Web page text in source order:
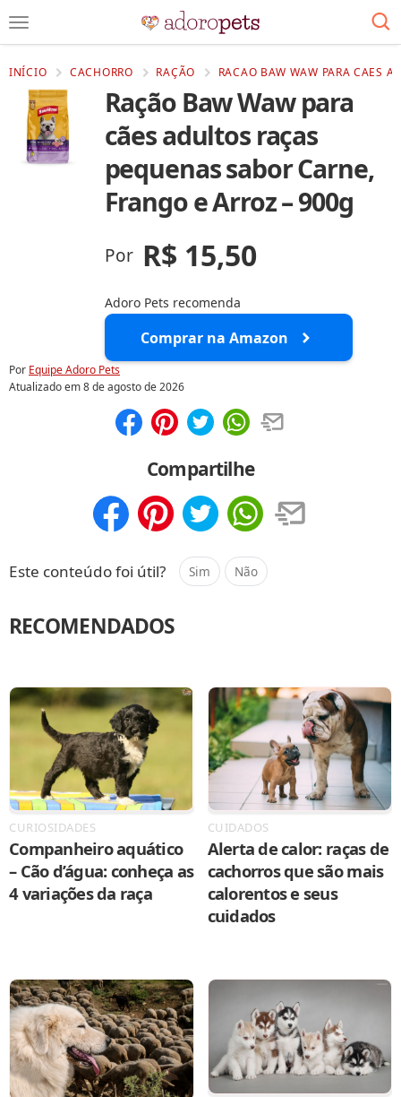
INÍCIO CACHORRO RAÇÃO RACAO BAW WAW PARA CAES
Ração Baw Waw para
cães adultos raças
pequenas sabor Carne,
Frango e Arroz – 900g
Por R$ 15,50
Adoro Pets recomenda
Comprar na Amazon
Por Equipe Adoro Pets
Atualizado em8 de agosto de 2026
Compartilhe
Este conteúdo foi útil? Sim Não
RECOMENDADOS
CURIOSIDADES
Companheiro aquático
– Cão d’água: conheça as
4 variações da raça
CUIDADOS
Alerta de calor: raças de
cachorros que são mais
calorentos e seus
cuidados